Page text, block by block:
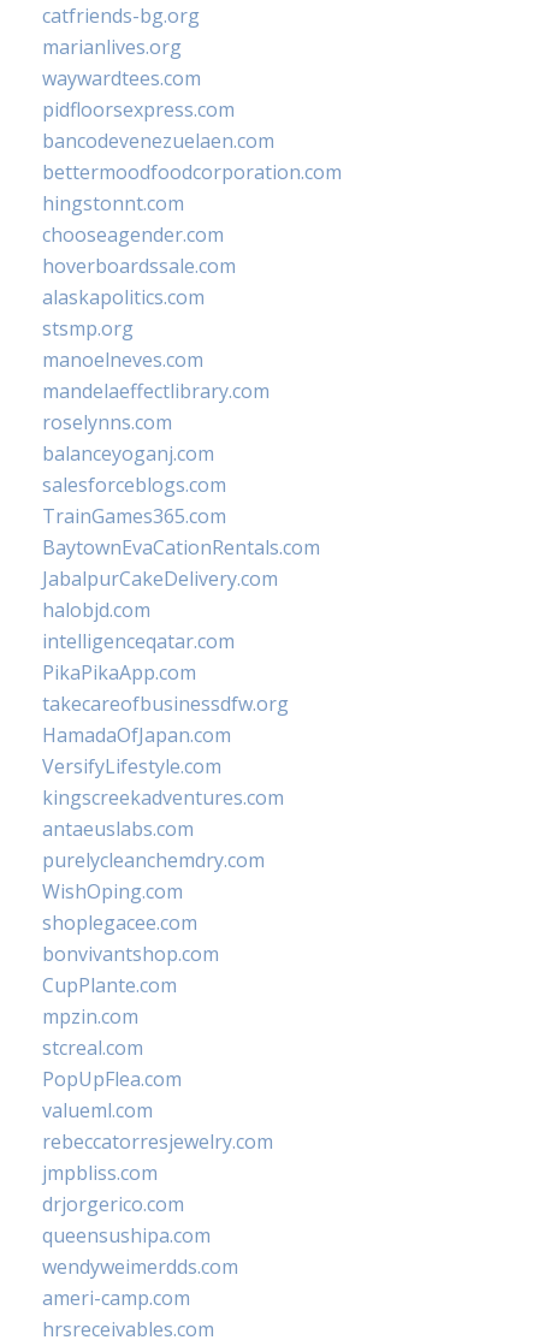
catfriends-bg.org
marianlives.org
waywardtees.com
pidfloorsexpress.com
bancodevenezuelaen.com
bettermoodfoodcorporation.com
hingstonnt.com
chooseagender.com
hoverboardssale.com
alaskapolitics.com
stsmp.org
manoelneves.com
mandelaeffectlibrary.com
roselynns.com
balanceyoganj.com
salesforceblogs.com
TrainGames365.com
BaytownEvaCationRentals.com
JabalpurCakeDelivery.com
halobjd.com
intelligenceqatar.com
PikaPikaApp.com
takecareofbusinessdfw.org
HamadaOfJapan.com
VersifyLifestyle.com
kingscreekadventures.com
antaeuslabs.com
purelycleanchemdry.com
WishOping.com
shoplegacee.com
bonvivantshop.com
CupPlante.com
mpzin.com
stcreal.com
PopUpFlea.com
valueml.com
rebeccatorresjewelry.com
jmpbliss.com
drjorgerico.com
queensushipa.com
wendyweimerdds.com
ameri-camp.com
hrsreceivables.com